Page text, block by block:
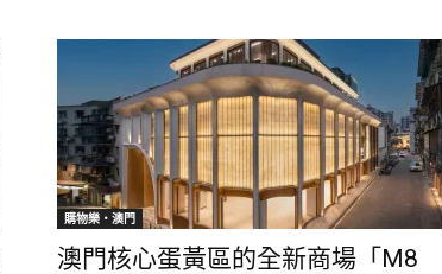
購物樂‧澳門
澳門核心蛋黃區的全新商場「M8